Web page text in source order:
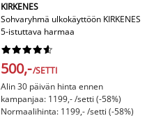
KIRKENES
Sohvaryhmä ulkokäyttöön KIRKENES
5-istuttava harmaa






500,-/SETTI
Alin 30 päivän hinta ennen
kampanjaa: 1199,- /setti (-58%)
Normaalihinta: 1199,- /setti (-58%)